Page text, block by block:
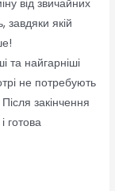
від звичайних
завдяки якій
та найгарніші
не потребують
закінчення
готова